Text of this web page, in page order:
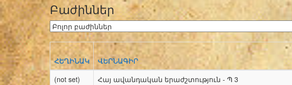
Բաժիններ
ՀԵՂԻՆԱԿ ՎԵՐՆԱԳԻՐ
(not set)
Հայ ավանդական երաժշտություն - Պ 3